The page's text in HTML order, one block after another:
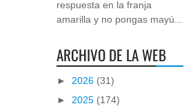
respuesta en la franja
amarilla y no pongas mayú...
ARCHIVO DE LA WEB
► 2026 (31)
► 2025 (174)